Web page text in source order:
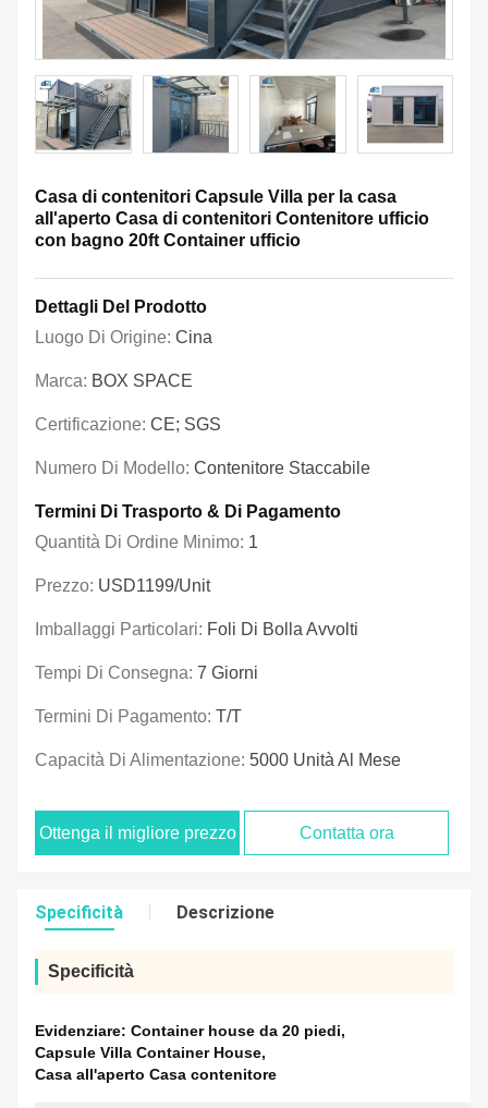
Casa di contenitori Capsule Villa per la casa
all'aperto Casa di contenitori Contenitore ufficio
con bagno 20ft Container ufficio
Dettagli Del Prodotto
Luogo Di Origine: Cina
Marca: BOX SPACE
Certificazione: CE; SGS
Numero Di Modello: Contenitore Staccabile
Termini Di Trasporto & Di Pagamento
Quantità Di Ordine Minimo: 1
Prezzo: USD1199/unit
Imballaggi Particolari: Foli Di Bolla Avvolti
Tempi Di Consegna: 7 Giorni
Termini Di Pagamento: T/T
Capacità Di Alimentazione: 5000 Unità Al Mese
Ottenga il migliore prezzo Contatta ora
Specificità Descrizione
Specificità
Evidenziare: Container house da 20 piedi,
Capsule Villa Container House,
Casa all'aperto Casa contenitore